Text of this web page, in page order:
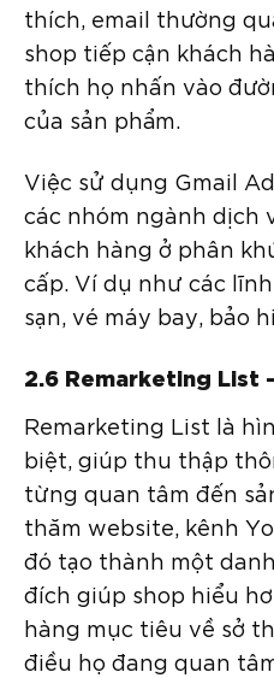
thích, email thường
shop tiếp cận khách
thích họ nhấn vào
của sản phẩm.
Việc sử dụng Gmail
các nhóm ngành dịch
khách hàng ở phân
cấp. Ví dụ như các
sạn, vé máy bay, bảo
2.6 Remarketing List
Remarketing List là
biệt, giúp thu thập
từng quan tâm đến
thăm website, kênh
đó tạo thành một
đích giúp shop hiểu
hàng mục tiêu về sở
điều họ đang quan